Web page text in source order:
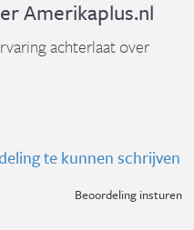
Amerikaplus.nl
achterlaat over
te kunnen schrijven
Beoordeling insturen